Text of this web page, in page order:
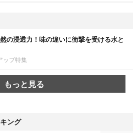
の浸透力！味の違いに衝撃を受ける水と
ップ特集
もっと見る
ング